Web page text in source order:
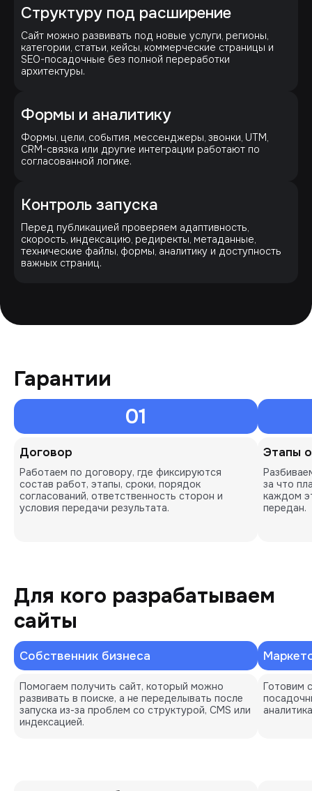
Структуру под расширение
Сайт можно развивать под новые услуги, регионы,
категории, статьи, кейсы, коммерческие страницы и
SEO-посадочные без полной переработки
архитектуры.
Формы и аналитику
Формы, цели, события, мессенджеры, звонки, UTM,
CRM-связка или другие интеграции работают по
согласованной логике.
Контроль запуска
Перед публикацией проверяем адаптивность,
скорость, индексацию, редиректы, метаданные,
технические файлы, формы, аналитику и доступность
важных страниц.
Гарантии
01
Договор
Работаем по договору, где фиксируются
состав работ, этапы, сроки, порядок
согласований, ответственность сторон и
условия передачи результата.
Этапы
за что
каждом
передан.
Для кого разрабатываем
сайты
Собственник бизнеса
Помогаем получить сайт, который можно
развивать в поиске, а не переделывать после
запуска из-за проблем со структурой, CMS или
индексацией.
Готовим